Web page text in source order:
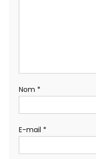
Nom *
E-mail *